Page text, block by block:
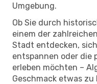
Umgebung.
Ob Sie durch
einem der
Stadt entdecken,
entspannen oder die
erleben möchten –
Geschmack etwas zu